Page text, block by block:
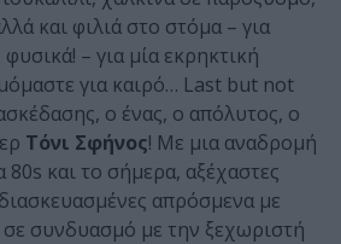
και φιλιά στο στόμα – για
– για μία εκρηκτική
για καιρό… Last but not
ο ένας, ο απόλυτος, ο
Τόνι Σφήνος! Με μια αναδρομή
80s και το σήμερα, αξέχαστες
απρόσμενα με
συνδυασμό με την ξεχωριστή